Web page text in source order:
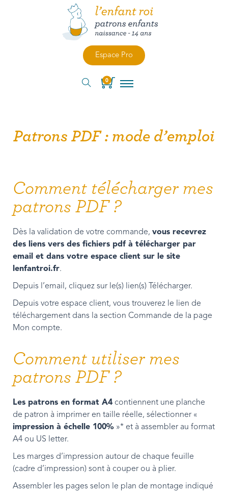
Espace Pro
0
Patrons PDF : mode d’emploi
Comment télécharger mes
patrons PDF ?
Dès la validation de votre commande, vous recevrez
des liens vers des fichiers pdf à télécharger par
email et dans votre espace client sur le site
lenfantroi.fr.
Depuis l’email, cliquez sur le(s) lien(s) Télécharger.
Depuis votre espace client, vous trouverez le lien de
téléchargement dans la section Commande de la page
Mon compte.
Comment utiliser mes
patrons PDF ?
Les patrons en format A4 contiennent une planche
de patron à imprimer en taille réelle, sélectionner «
impression à échelle 100% »* et à assembler au format
A4 ou US letter.
Les marges d’impression autour de chaque feuille
(cadre d’impression) sont à couper ou à plier.
Assembler les pages selon le plan de montage indiqué